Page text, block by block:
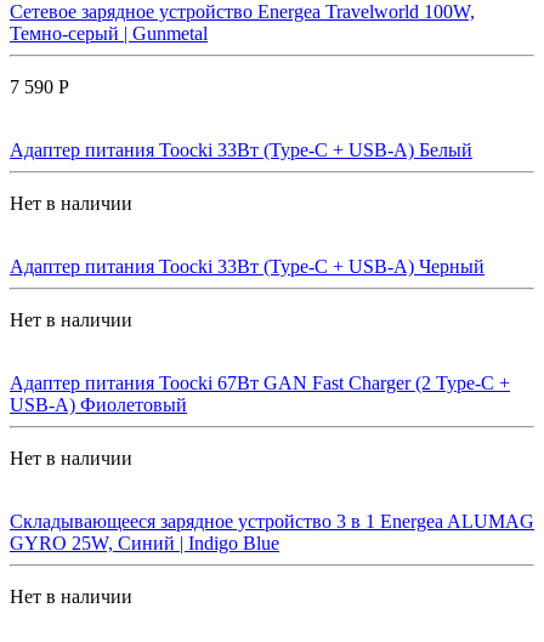
Сетевое зарядное устройство Energea Travelworld 100W,
Темно-серый | Gunmetal
7 590 Р
Адаптер питания Toocki 33Вт (Type-C + USB-A) Белый
Нет в наличии
Адаптер питания Toocki 33Вт (Type-C + USB-A) Черный
Нет в наличии
Адаптер питания Toocki 67Вт GAN Fast Charger (2 Type-C +
USB-A) Фиолетовый
Нет в наличии
Складывающееся зарядное устройство 3 в 1 Energea ALUMAG
GYRO 25W, Синий | Indigo Blue
Нет в наличии